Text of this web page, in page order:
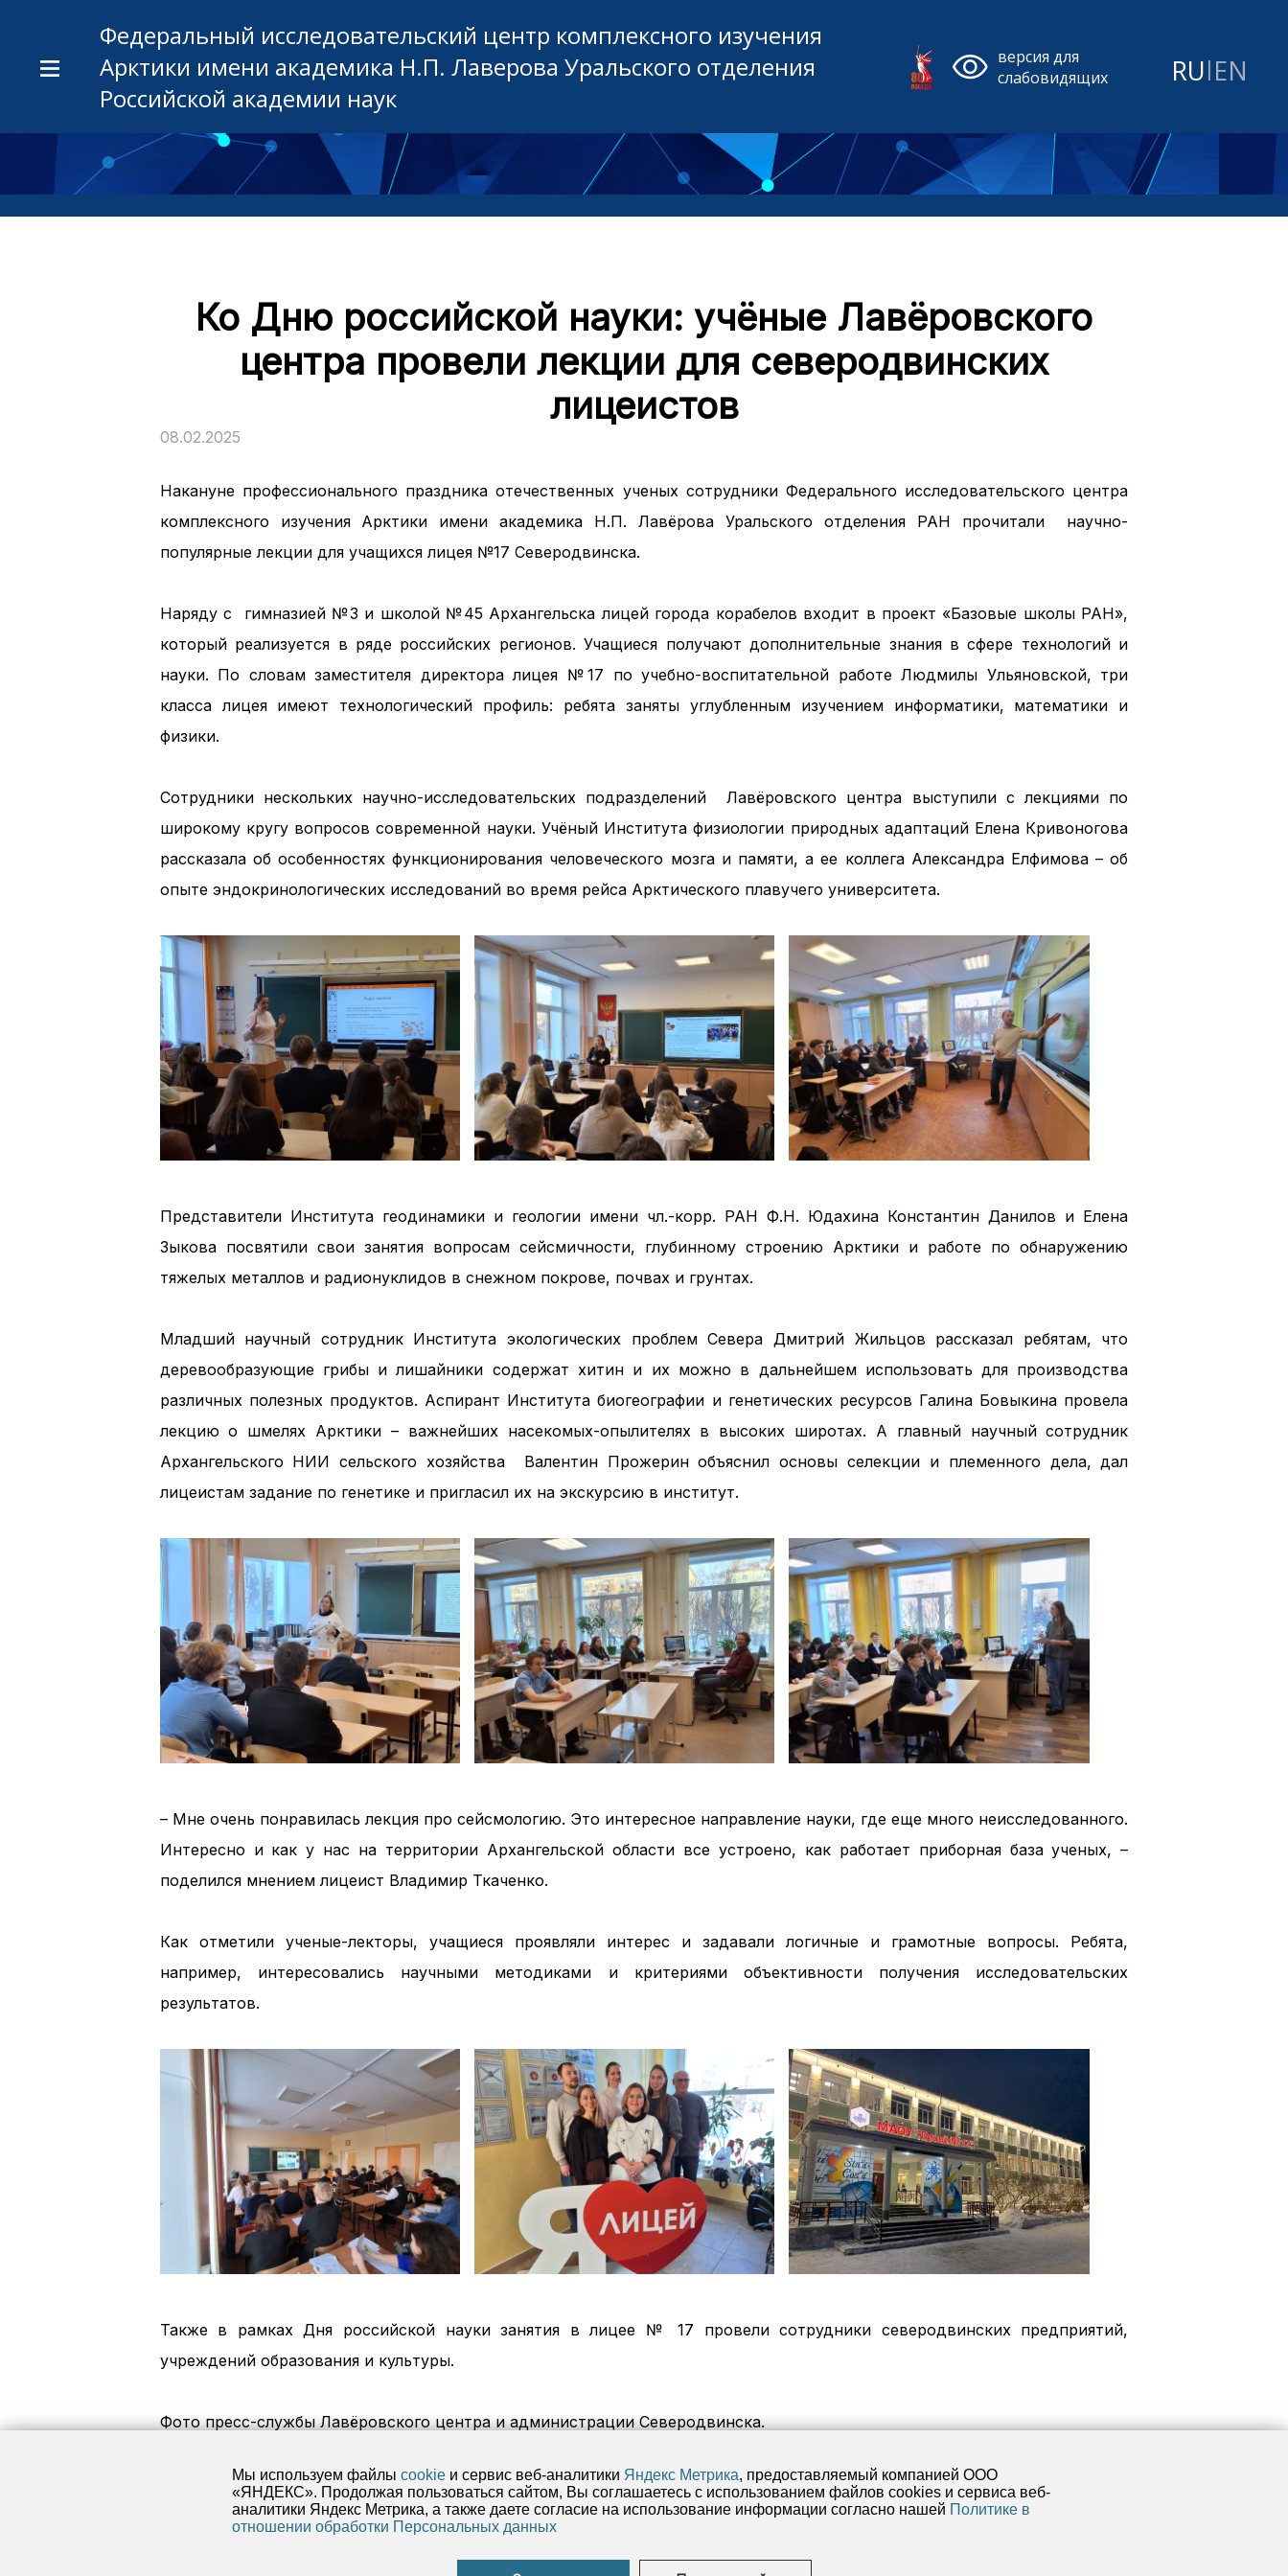
Федеральный исследовательский центр комплексного изучения
Арктики имени академика Н.П. Лаверова Уральского отделения
Российской академии наук
версия для
слабовидящих
RU| EN
Ко Дню российской науки: учёные Лавёровского
центра провели лекции для северодвинских
лицеистов
08.02.2025
Накануне профессионального праздника отечественных ученых сотрудники Федерального исследовательского центра
комплексного изучения Арктики имени академика Н.П. Лавёрова Уральского отделения РАН прочитали научно-
популярные лекции для учащихся лицея №17 Северодвинска.
Наряду с гимназией №3 и школой №45 Архангельска лицей города корабелов входит в проект «Базовые школы РАН»,
который реализуется в ряде российских регионов. Учащиеся получают дополнительные знания в сфере технологий и
науки. По словам заместителя директора лицея №17 по учебно-воспитательной работе Людмилы Ульяновской, три
класса лицея имеют технологический профиль: ребята заняты углубленным изучением информатики, математики и
физики.
Сотрудники нескольких научно-исследовательских подразделений Лавёровского центра выступили с лекциями по
широкому кругу вопросов современной науки. Учёный Института физиологии природных адаптаций Елена Кривоногова
рассказала об особенностях функционирования человеческого мозга и памяти, а ее коллега Александра Елфимова – об
опыте эндокринологических исследований во время рейса Арктического плавучего университета.
Представители Института геодинамики и геологии имени чл.-корр. РАН Ф.Н. Юдахина Константин Данилов и Елена
Зыкова посвятили свои занятия вопросам сейсмичности, глубинному строению Арктики и работе по обнаружению
тяжелых металлов и радионуклидов в снежном покрове, почвах и грунтах.
Младший научный сотрудник Института экологических проблем Севера Дмитрий Жильцов рассказал ребятам, что
деревообразующие грибы и лишайники содержат хитин и их можно в дальнейшем использовать для производства
различных полезных продуктов. Аспирант Института биогеографии и генетических ресурсов Галина Бовыкина провела
лекцию о шмелях Арктики – важнейших насекомых-опылителях в высоких широтах. А главный научный сотрудник
Архангельского НИИ сельского хозяйства Валентин Прожерин объяснил основы селекции и племенного дела, дал
лицеистам задание по генетике и пригласил их на экскурсию в институт.
– Мне очень понравилась лекция про сейсмологию. Это интересное направление науки, где еще много неисследованного.
Интересно и как у нас на территории Архангельской области все устроено, как работает приборная база ученых, –
поделился мнением лицеист Владимир Ткаченко.
Как отметили ученые-лекторы, учащиеся проявляли интерес и задавали логичные и грамотные вопросы. Ребята,
например, интересовались научными методиками и критериями объективности получения исследовательских
результатов.
Также в рамках Дня российской науки занятия в лицее № 17 провели сотрудники северодвинских предприятий,
учреждений образования и культуры.
Фото пресс-службы Лавёровского центра и администрации Северодвинска.
Мы используем файлы cookieи сервис веб-аналитики Яндекс Метрика, предоставляемый компанией ООО
«ЯНДЕКС». Продолжая пользоваться сайтом, Вы соглашаетесь с использованием файлов cookies и сервиса веб-
аналитики Яндекс Метрика, а также даете согласие на использование информации согласно нашей Политике в
отношении обработки Персональных данных